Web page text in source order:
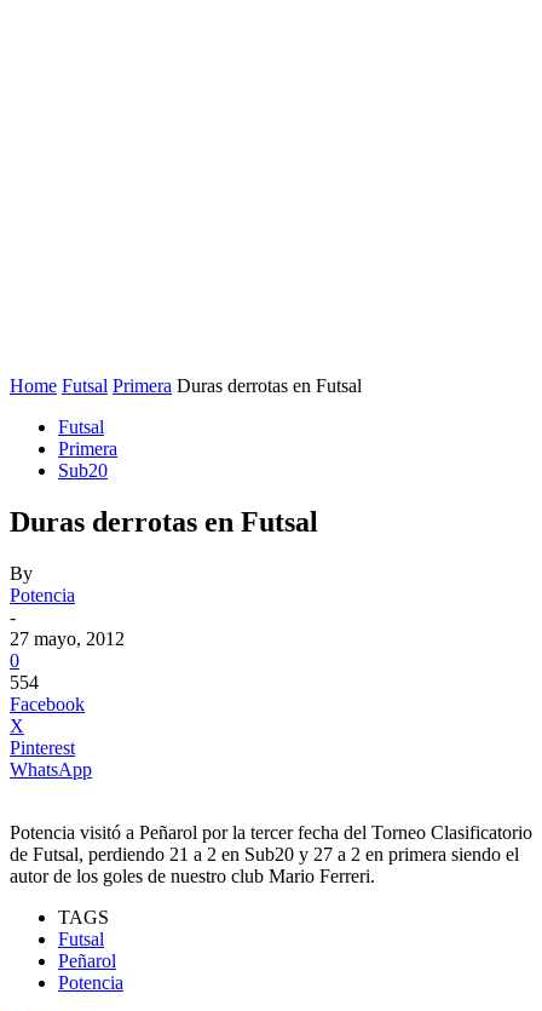
Home Futsal Primera Duras derrotas en Futsal
Futsal
Primera
Sub20
Duras derrotas en Futsal
By
Potencia
-
27 mayo, 2012
0
554
Facebook
X
Pinterest
WhatsApp
Potencia visitó a Peñarol por la tercer fecha del Torneo Clasificatorio
de Futsal, perdiendo 21 a 2 en Sub20 y 27 a 2 en primera siendo el
autor de los goles de nuestro club Mario Ferreri.
TAGS
Futsal
Peñarol
Potencia